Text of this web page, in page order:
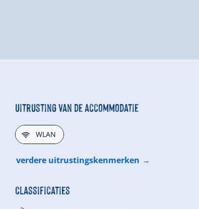
Uitrusting van de accommodatie
🜉WLAN
verdere uitrustingskenmerken
Classificaties